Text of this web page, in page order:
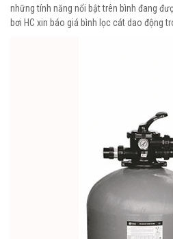
những tính năng nổi bật trên bình đang
bơi HC xin báo giá bình lọc cát dao động